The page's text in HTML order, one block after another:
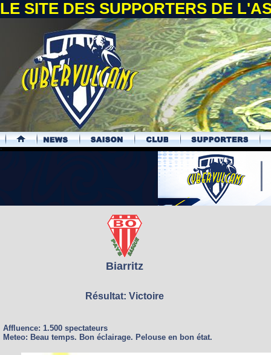
LE SITE DES SUPPORTERS DE
.
Biarritz
Résultat: Victoire
Affluence: 1.500 spectateurs
Meteo: Beau temps. Bon éclairage. Pelouse en bon état.